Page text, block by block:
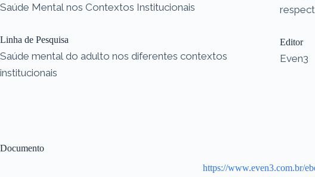
Documento
https://www.even3.com.br/
Saúde Mental nos Contextos Institucionais
Linha de Pesquisa
Saúde mental do adulto nos diferentes contextos
institucionais
Editor
Even3